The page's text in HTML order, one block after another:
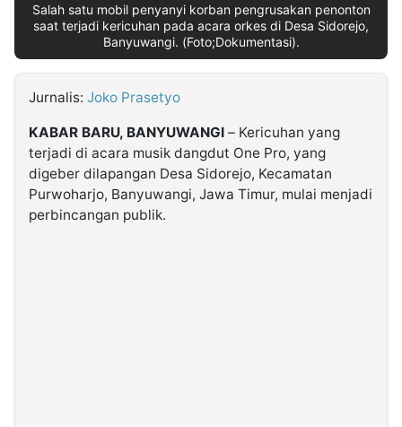
Kabarbaru.co
2026
Salah satu mobil penyanyi korban pengrusakan penonton
saat terjadi kericuhan pada acara orkes di Desa Sidorejo,
Banyuwangi. (Foto;Dokumentasi).
Jurnalis: Joko Prasetyo
KABAR BARU, BANYUWANGI – Kericuhan yang
terjadi di acara musik dangdut One Pro, yang
digeber dilapangan Desa Sidorejo, Kecamatan
Purwoharjo, Banyuwangi, Jawa Timur, mulai menjadi
perbincangan publik.